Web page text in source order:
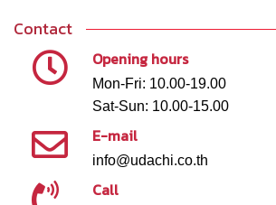
Contact
Opening hours
Mon-Fri: 10.00-19.00
Sat-Sun: 10.00-15.00
E-mail
info@udachi.co.th
Call